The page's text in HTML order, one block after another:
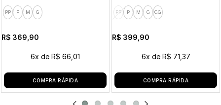
PP P M G
R$ 369,90
6x de R$ 66,01
COMPRA RÁPIDA
PP P M G GG
R$ 399,90
6x de R$ 71,37
COMPRA RÁPIDA